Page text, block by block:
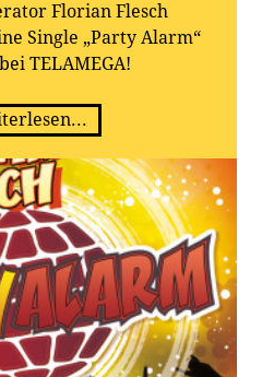
Florian Flesch
Single „Party Alarm“
TELAMEGA!